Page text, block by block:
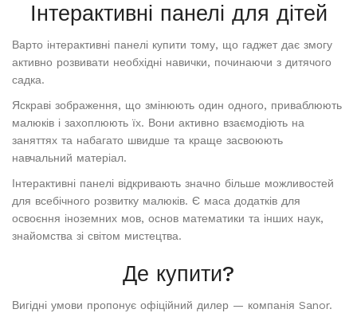
Інтерактивні панелі для дітей
Варто інтерактивні панелі купити тому, що гаджет дає змогу
активно розвивати необхідні навички, починаючи з дитячого
садка.
Яскраві зображення, що змінюють один одного, приваблюють
малюків і захоплюють їх. Вони активно взаємодіють на
заняттях та набагато швидше та краще засвоюють
навчальний матеріал.
Інтерактивні панелі відкривають значно більше можливостей
для всебічного розвитку малюків. Є маса додатків для
освоєння іноземних мов, основ математики та інших наук,
знайомства зі світом мистецтва.
Де купити?
Вигідні умови пропонує офіційний дилер — компанія Sanor.